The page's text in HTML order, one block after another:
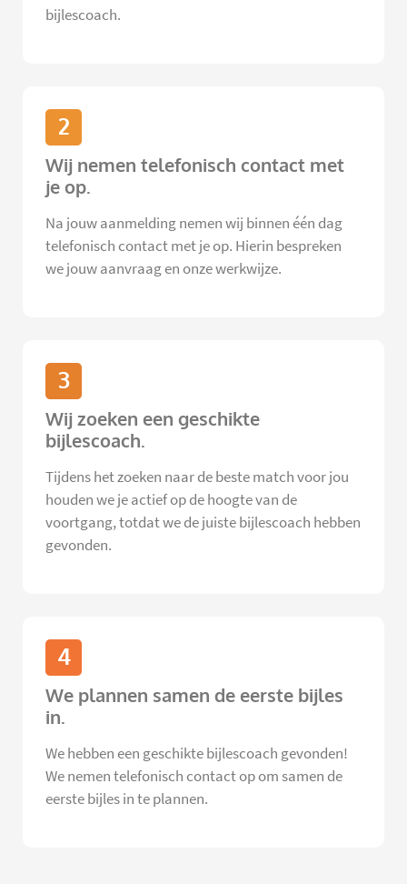
bijlescoach.
2
Wij nemen telefonisch contact met
je op.
Na jouw aanmelding nemen wij binnen één dag
telefonisch contact met je op. Hierin bespreken
we jouw aanvraag en onze werkwijze.
3
Wij zoeken een geschikte
bijlescoach.
Tijdens het zoeken naar de beste match voor jou
houden we je actief op de hoogte van de
voortgang, totdat we de juiste bijlescoach hebben
gevonden.
4
We plannen samen de eerste bijles
in.
We hebben een geschikte bijlescoach gevonden!
We nemen telefonisch contact op om samen de
eerste bijles in te plannen.